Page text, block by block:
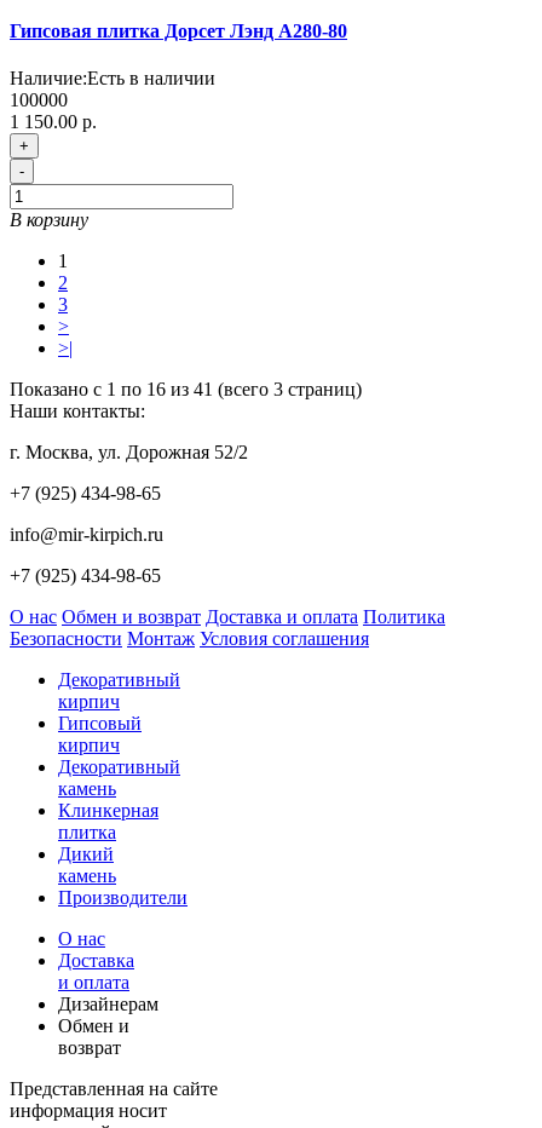
Гипсовая плитка Дорсет Лэнд А280-80
Наличие:Есть в наличии
100000
1 150.00 р.
+
-
В корзину
1
2
3
>
>|
Показано с 1 по 16 из 41 (всего 3 страниц)
Наши контакты:
г. Москва, ул. Дорожная 52/2
+7 (925) 434-98-65
info@mir-kirpich.ru
+7 (925) 434-98-65
О нас Обмен и возврат Доставка и оплата Политика
Безопасности Монтаж Условия соглашения
Декоративный
кирпич
Гипсовый
кирпич
Декоративный
камень
Клинкерная
плитка
Дикий
камень
Производители
О нас
Доставка
и оплата
Дизайнерам
Обмен и
возврат
Представленная на сайте
информация носит